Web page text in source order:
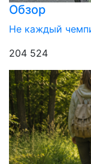
Обзор
Не каждый
204 524